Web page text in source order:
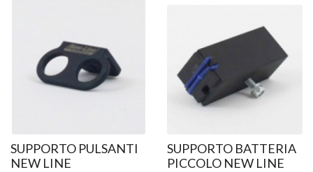
SUPPORTO PULSANTI
NEW LINE
SUPPORTO BATTERIA
PICCOLO NEW LINE